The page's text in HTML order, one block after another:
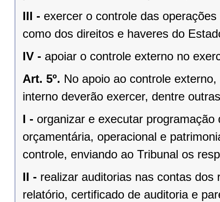
III - exercer o controle das
como dos direitos e haveres do
IV - apoiar o controle externo no
Art. 5º. No apoio ao controle
interno deverão exercer, dentre
I - organizar e executar
orçamentária, operacional e
controle, enviando ao Tribunal os
II - realizar auditorias nas contas
relatório, certificado de auditoria e